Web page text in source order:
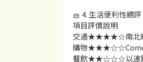
🧺 4. 生活便利性總評
項目評價說明
交通★★★★☆南北線
購物
餐飲★★☆☆☆以連鎖